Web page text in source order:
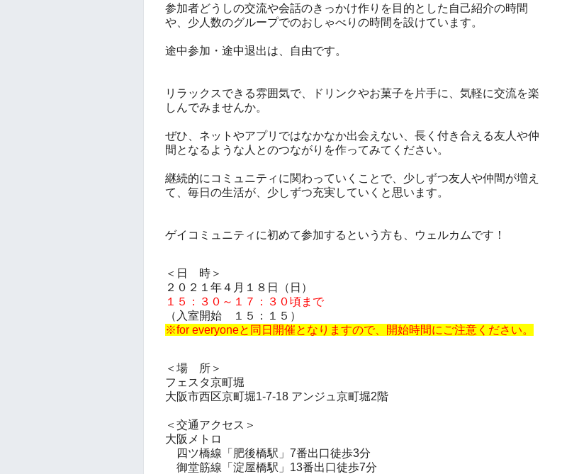
参加者どうしの交流や会話のきっかけ作りを目的とした自己紹介の時間
や、少人数のグループでのおしゃべりの時間を設けています。
途中参加・途中退出は、自由です。
リラックスできる雰囲気で、ドリンクやお菓子を片手に、気軽に交流を楽
しんでみませんか。
ぜひ、ネットやアプリではなかなか出会えない、長く付き合える友人や仲
間となるような人とのつながりを作ってみてください。
継続的にコミュニティに関わっていくことで、少しずつ友人や仲間が増え
て、毎日の生活が、少しずつ充実していくと思います。
ゲイコミュニティに初めて参加するという方も、ウェルカムです！
＜日 時＞
２０２１年４月１８日（日）
１５：３０～１７：３０頃まで
（入室開始 １５：１５）
※for everyoneと同日開催となりますので、開始時間にご注意ください。
＜場 所＞
フェスタ京町堀
大阪市西区京町堀1-7-18 アンジュ京町堀2階
＜交通アクセス＞
大阪メトロ
四ツ橋線「肥後橋駅」7番出口徒歩3分
御堂筋線「淀屋橋駅」13番出口徒歩7分